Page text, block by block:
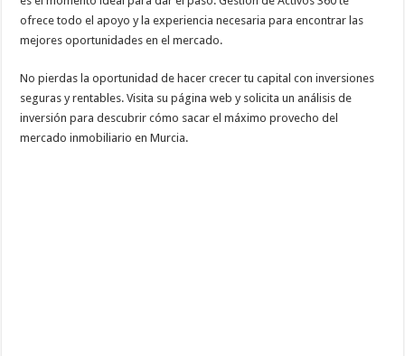
ofrece todo el apoyo y la experiencia necesaria para encontrar las
mejores oportunidades en el mercado.
No pierdas la oportunidad de hacer crecer tu capital con inversiones
seguras y rentables. Visita su página web y solicita un análisis de
inversión para descubrir cómo sacar el máximo provecho del
mercado inmobiliario en Murcia.